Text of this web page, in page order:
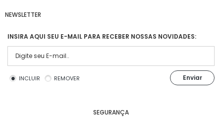
NEWSLETTER
INSIRA AQUI SEU E-MAIL PARA RECEBER NOSSAS NOVIDADES:
INCLUIR REMOVER Enviar
SEGURANÇA